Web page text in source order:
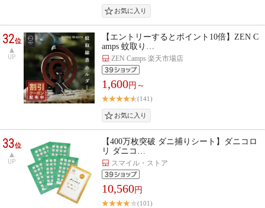
32位
UP
【エントリーするとポイント10倍】ZEN C
amps 蚊取り…
ZEN Camps 楽天市場店
1,600円～
(141)
33位
UP
【400万枚突破 ダニ捕りシート】ダニコロ
リ ダニコ…
スマイル・ストア
10,560円
(101)